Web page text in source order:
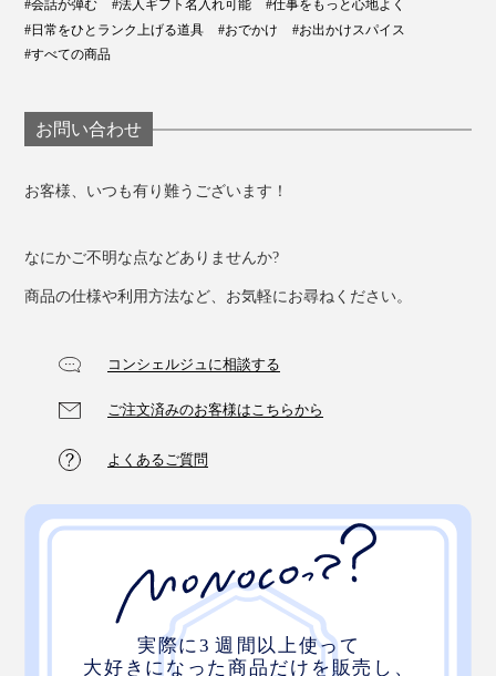
#会話が弾む #法人ギフト名入れ可能
#仕事をもっと心地よく
#日常をひとランク上げる道具
#おでかけ
#お出かけスパイス
#すべての商品
お問い合わせ
お客様、いつも有り難うございます！
なにかご不明な点などありませんか?
商品の仕様や利用方法など、お気軽にお尋ねください。
コンシェルジュに相談する
ご注文済みのお客様はこちらから
よくあるご質問